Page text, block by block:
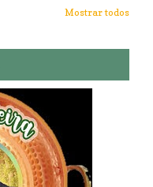
Mostrar todos